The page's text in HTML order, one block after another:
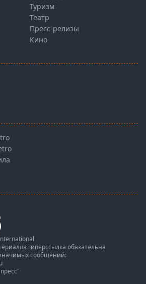
Туризм
Театр
Пресс-релизы
Кино
гиперссылка обязательна
сообщений: